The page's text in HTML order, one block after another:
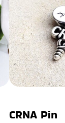
CRNA Pin